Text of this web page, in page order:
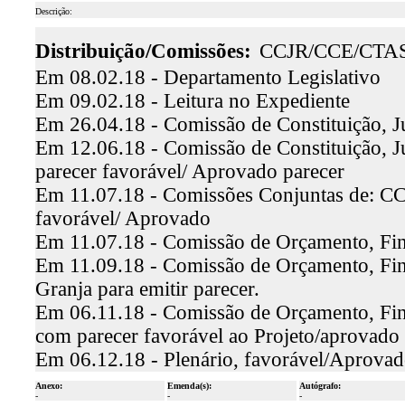
Descrição:
Distribuição/Comissões: CCJR/CCE/
Em 08.02.18 - Departamento Legislativo
Em 09.02.18 - Leitura no Expediente
Em 26.04.18 - Comissão de Constituição,
Em 12.06.18 - Comissão de Constituição,
parecer favorável/ Aprovado parecer
Em 11.07.18 - Comissões Conjuntas de:
favorável/ Aprovado
Em 11.07.18 - Comissão de Orçamento,
Em 11.09.18 - Comissão de Orçamento,
Granja para emitir parecer.
Em 06.11.18 - Comissão de Orçamento,
com parecer favorável ao Projeto/aprovado
Em 06.12.18 - Plenário, favorável/
Anexo:
-
Emenda(s):
-
Autógrafo:
-